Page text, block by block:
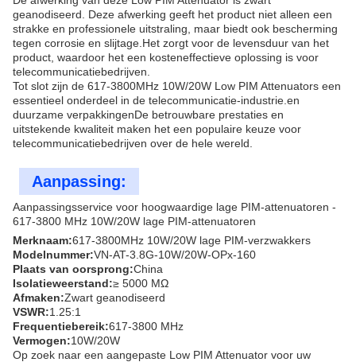
geanodiseerd. Deze afwerking geeft het product niet alleen een
strakke en professionele uitstraling, maar biedt ook bescherming
tegen corrosie en slijtage.Het zorgt voor de levensduur van het
product, waardoor het een kosteneffectieve oplossing is voor
telecommunicatiebedrijven.
Tot slot zijn de 617-3800MHz 10W/20W Low PIM Attenuators een
essentieel onderdeel in de telecommunicatie-industrie.en
duurzame verpakkingenDe betrouwbare prestaties en
uitstekende kwaliteit maken het een populaire keuze voor
telecommunicatiebedrijven over de hele wereld.
Aanpassing:
Aanpassingsservice voor hoogwaardige lage PIM-attenuatoren -
617-3800 MHz 10W/20W lage PIM-attenuatoren
Merknaam:617-3800MHz 10W/20W lage PIM-verzwakkers
Modelnummer:VN-AT-3.8G-10W/20W-OPx-160
Plaats van oorsprong:China
Isolatieweerstand:≥ 5000 MΩ
Afmaken:Zwart geanodiseerd
VSWR:1.25:1
Frequentiebereik:617-3800 MHz
Vermogen:10W/20W
Op zoek naar een aangepaste Low PIM Attenuator voor uw